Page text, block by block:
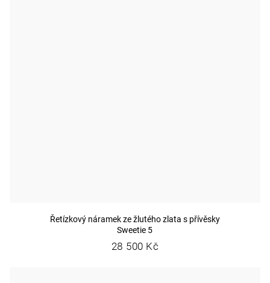
Řetízkový náramek ze žlutého zlata s přívěsky
Sweetie 5
28 500 Kč